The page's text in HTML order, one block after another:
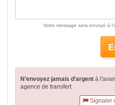
Votre message sera envoyé à
N’envoyez jamais d’argent à
agence de transfert.
Signaler